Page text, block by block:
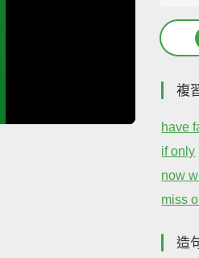
複
have
if only
now
miss
造